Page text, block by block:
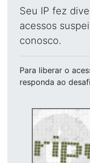
Seu IP fez
acessos
conosco.
Para liberar o
responda ao